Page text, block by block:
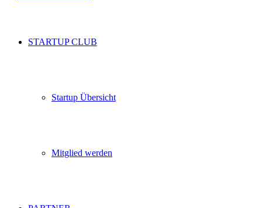
STARTUP CLUB
Startup Übersicht
Mitglied werden